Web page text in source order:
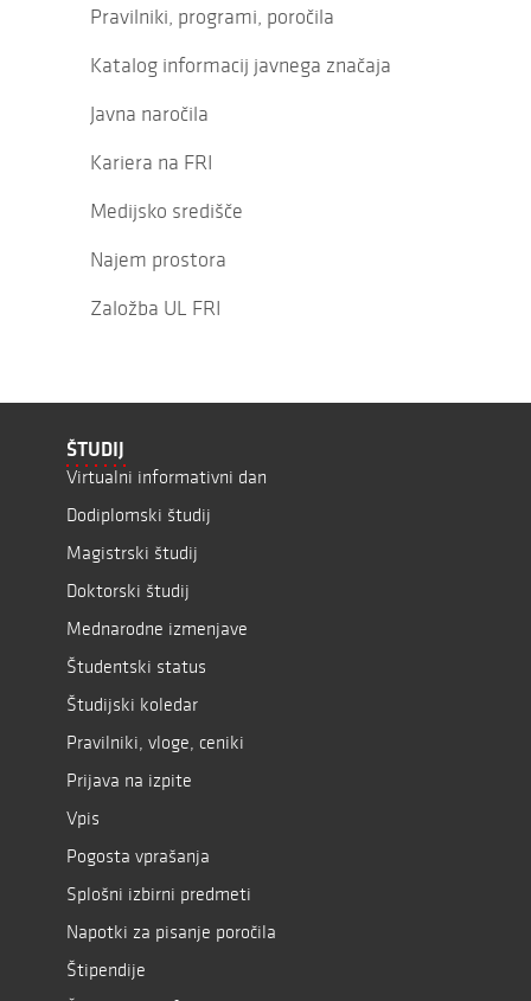
Pravilniki, programi, poročila
Katalog informacij javnega značaja
Javna naročila
Kariera na FRI
Medijsko središče
Najem prostora
Založba UL FRI
ŠTUDIJ
Virtualni informativni dan
Dodiplomski študij
Magistrski študij
Doktorski študij
Mednarodne izmenjave
Študentski status
Študijski koledar
Pravilniki, vloge, ceniki
Prijava na izpite
Vpis
Pogosta vprašanja
Splošni izbirni predmeti
Napotki za pisanje poročila
Štipendije